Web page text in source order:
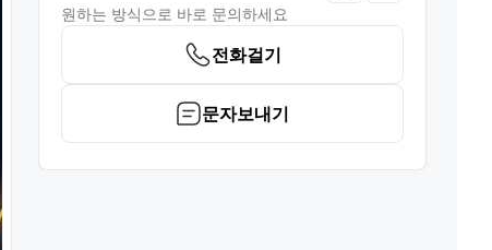
원하는 방식으로 바로 문의하세요
전화걸기
문자보내기